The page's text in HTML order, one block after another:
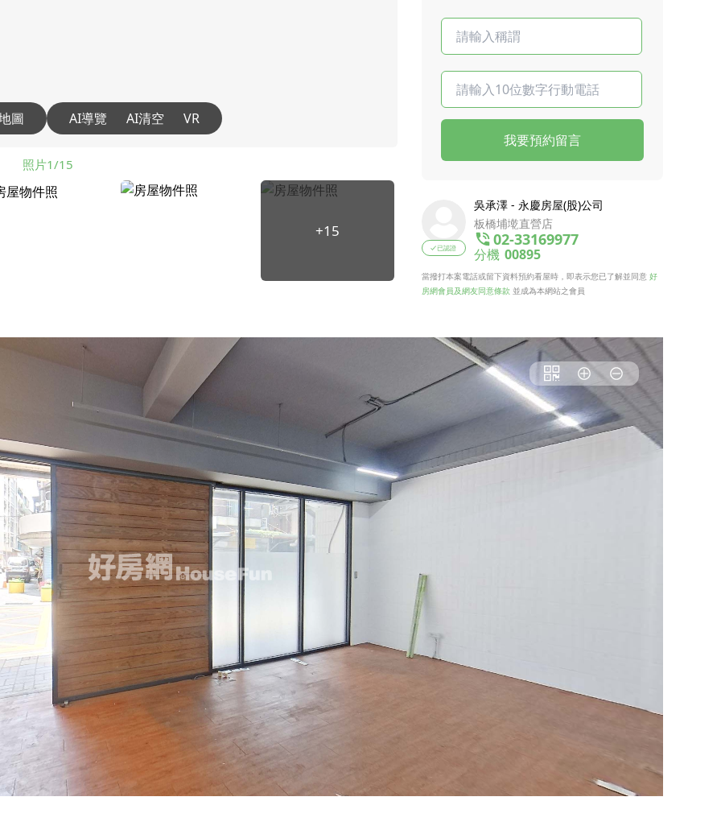
圖 AI導覽 AI清空 VR
照片1/15
+15
我要預約留言
已認證
吳承澤 - 永慶房屋(股)公司
板橋埔墘直營店
02-33169977
分機 00895
當撥打本案電話或留下資料預約看屋時，即表示您已了解並同意 好
房網會員及網友同意條款 並成為本網站之會員